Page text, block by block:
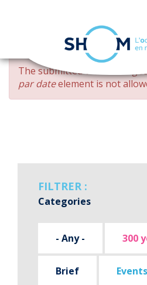
Skip
main
content
ERROR
MESSAGE
The submitted value
par dateelement is not
FILTRER :
Categories
- Any - 300
Brief Events